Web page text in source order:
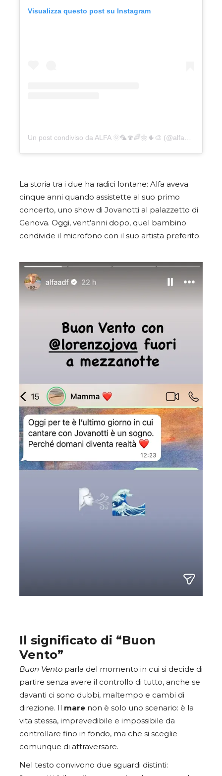
Visualizza questo post su Instagram
Un post condiviso da ALFA 🌞🦜🍄🌈🌼🌵🎨 (@alfaadf)
La storia tra i due ha radici lontane: Alfa aveva
cinque anni quando assistette al suo primo
concerto, uno show di Jovanotti al palazzetto di
Genova. Oggi, vent’anni dopo, quel bambino
condivide il microfono con il suo artista preferito.
Il significato di “Buon
Vento”
Buon Vento parla del momento in cui si decide di
partire senza avere il controllo di tutto, anche se
davanti ci sono dubbi, maltempo e cambi di
direzione. Il mare non è solo uno scenario: è la
vita stessa, imprevedibile e impossibile da
controllare fino in fondo, ma che si sceglie
comunque di attraversare.
Nel testo convivono due sguardi distinti: